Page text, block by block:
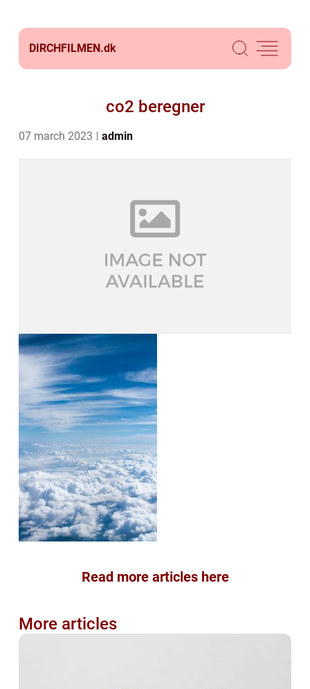
DIRCHFILMEN.dk
co2 beregner
07 march 2023 admin
Read more articles here
More articles